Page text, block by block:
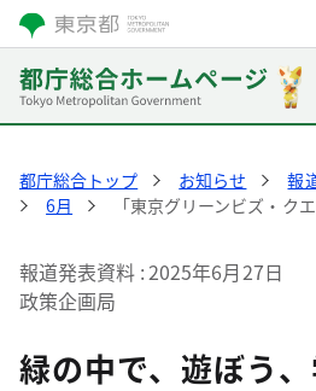
都庁総合トップ お知らせ 報
6月
「東京グリーンビズ・ク
報道発表資料 2025年6月27日
政策企画局
緑の中で、遊ぼう